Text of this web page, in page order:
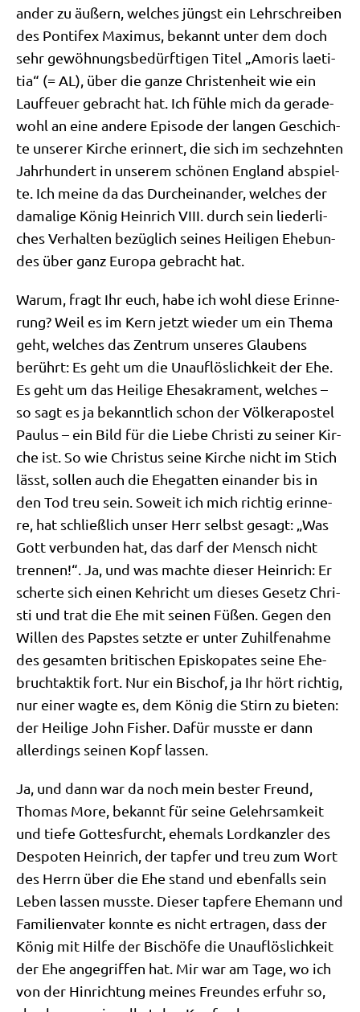
an­der zu äußern, wel­ches jüngst ein Lehr­schrei­ben
des Pon­ti­fex Maxi­mus, bekannt unter dem doch
sehr gewöh­nungs­be­dürf­ti­gen Titel „Amo­ris lae­ti­
tia“ (= AL), über die gan­ze Chri­sten­heit wie ein
Lauf­feu­er gebracht hat. Ich füh­le mich da gera­de­
wohl an eine ande­re Epi­so­de der lan­gen Geschich­
te unse­rer Kir­che erin­nert, die sich im sech­zehn­ten
Jahr­hun­dert in unse­rem schö­nen Eng­land abspiel­
te. Ich mei­ne da das Durch­ein­an­der, wel­ches der
dama­li­ge König Hein­rich VIII. durch sein lie­der­li­
ches Ver­hal­ten bezüg­lich sei­nes Hei­li­gen Ehe­bun­
des über ganz Euro­pa gebracht hat.
War­um, fragt Ihr euch, habe ich wohl die­se Erin­ne­
rung? Weil es im Kern jetzt wie­der um ein The­ma
geht, wel­ches das Zen­trum unse­res Glau­bens
berührt: Es geht um die Unauf­lös­lich­keit der Ehe.
Es geht um das Hei­li­ge Ehe­sa­kra­ment, wel­ches –
so sagt es ja bekannt­lich schon der Völ­ker­apo­stel
Pau­lus – ein Bild für die Lie­be Chri­sti zu sei­ner Kir­
che ist. So wie Chri­stus sei­ne Kir­che nicht im Stich
lässt, sol­len auch die Ehe­gat­ten ein­an­der bis in
den Tod treu sein. Soweit ich mich rich­tig erin­ne­
re, hat schließ­lich unser Herr selbst gesagt: „Was
Gott ver­bun­den hat, das darf der Mensch nicht
tren­nen!“. Ja, und was mach­te die­ser Hein­rich: Er
scher­te sich einen Keh­richt um die­ses Gesetz Chri­
sti und trat die Ehe mit sei­nen Füßen. Gegen den
Wil­len des Pap­stes setz­te er unter Zuhil­fe­nah­me
des gesam­ten bri­ti­schen Epi­sko­pa­tes sei­ne Ehe­
bruchtak­tik fort. Nur ein Bischof, ja Ihr hört rich­tig,
nur einer wag­te es, dem König die Stirn zu bie­ten:
der Hei­li­ge John Fisher. Dafür muss­te er dann
aller­dings sei­nen Kopf lassen.
Ja, und dann war da noch mein bester Freund,
Tho­mas More, bekannt für sei­ne Gelehr­sam­keit
und tie­fe Got­tes­furcht, ehe­mals Lord­kanz­ler des
Des­po­ten Hein­rich, der tap­fer und treu zum Wort
des Herrn über die Ehe stand und eben­falls sein
Leben las­sen muss­te. Die­ser tap­fe­re Ehe­mann und
Fami­li­en­va­ter konn­te es nicht ertra­gen, dass der
König mit Hil­fe der Bischö­fe die Unauf­lös­lich­keit
der Ehe ange­grif­fen hat. Mir war am Tage, wo ich
von der Hin­rich­tung mei­nes Freun­des erfuhr so,